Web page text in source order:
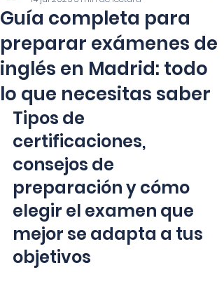
Guía completa para
preparar exámenes de
inglés en Madrid: todo
lo que necesitas saber
Tipos de
certificaciones,
consejos de
preparación y cómo
elegir el examen que
mejor se adapta a tus
objetivos